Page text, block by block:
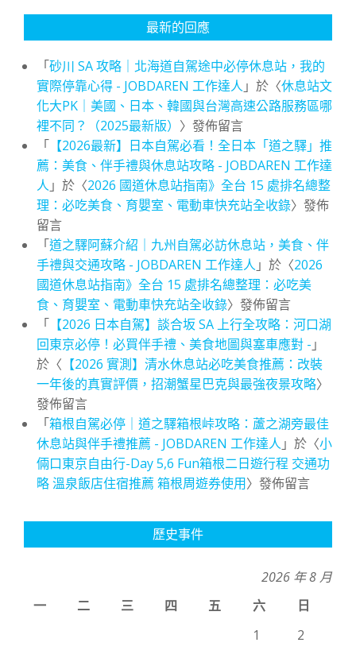
最新的回應
「砂川 SA 攻略｜北海道自駕途中必停休息站，我的
實際停靠心得 - JOBDAREN 工作達人 」於〈休息站文
化大PK｜美國、日本、韓國與台灣高速公路服務區哪
裡不同？（2025最新版） 〉發佈留言
「 【2026最新】日本自駕必看！全日本「道之驛」推
薦：美食、伴手禮與休息站攻略 - JOBDAREN 工作達
人 」於〈2026 國道休息站指南》全台 15 處排名總整
理：必吃美食、育嬰室、電動車快充站全收錄〉發佈
留言
「道之驛阿蘇介紹｜九州自駕必訪休息站，美食、伴
手禮與交通攻略 - JOBDAREN 工作達人 」於〈2026
國道休息站指南》全台 15 處排名總整理：必吃美
食、育嬰室、電動車快充站全收錄〉發佈留言
「 【2026 日本自駕】談合坂 SA 上行全攻略：河口湖
回東京必停！必買伴手禮、美食地圖與塞車應對 - 」
於〈 【2026 實測】清水休息站必吃美食推薦：改裝
一年後的真實評價，招潮蟹星巴克與最強夜景攻略〉
發佈留言
「箱根自駕必停｜道之驛箱根峠攻略：蘆之湖旁最佳
休息站與伴手禮推薦 - JOBDAREN 工作達人 」於〈小
倆口東京自由行-Day 5,6 Fun箱根二日遊行程 交通功
略 溫泉飯店住宿推薦 箱根周遊券使用〉發佈留言
歷史事件
2026 年 8 月
一
二 三 四 五 六
日
1
2